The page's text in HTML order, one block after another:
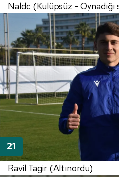
Naldo (Kulüpsüz - Oynadığı
Ravil Tagir (Altınordu)